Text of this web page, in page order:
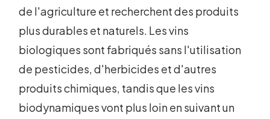
de l'agriculture et recherchent des produits
plus durables et naturels. Les vins
biologiques sont fabriqués sans l'utilisation
de pesticides, d'herbicides et d'autres
produits chimiques, tandis que les vins
biodynamiques vont plus loin en suivant un